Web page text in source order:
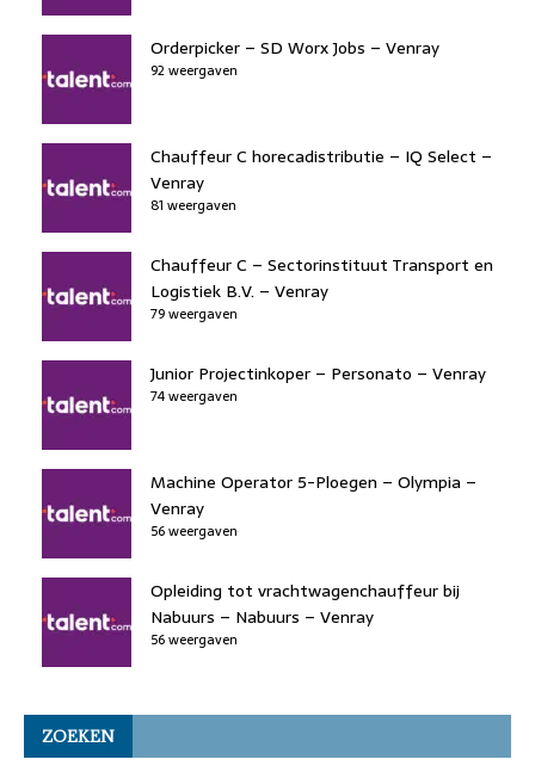
Orderpicker – SD Worx Jobs – Venray
92 weergaven
Chauffeur C horecadistributie – IQ Select –
Venray
81 weergaven
Chauffeur C – Sectorinstituut Transport en
Logistiek B.V. – Venray
79 weergaven
Junior Projectinkoper – Personato – Venray
74 weergaven
Machine Operator 5-Ploegen – Olympia –
Venray
56 weergaven
Opleiding tot vrachtwagenchauffeur bij
Nabuurs – Nabuurs – Venray
56 weergaven
ZOEKEN